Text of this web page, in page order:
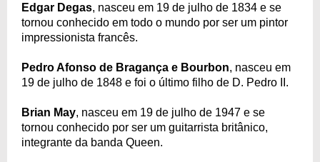
Edgar Degas, nasceu em 19 de julho de 1834 e se
tornou conhecido em todo o mundo por ser um pintor
impressionista francês.
Pedro Afonso de Bragança e Bourbon, nasceu em
19 de julho de 1848 e foi o último filho de D. Pedro II.
Brian May, nasceu em 19 de julho de 1947 e se
tornou conhecido por ser um guitarrista britânico,
integrante da banda Queen.